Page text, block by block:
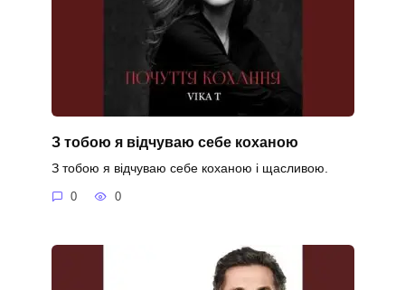
З тобою я відчуваю себе коханою
З тобою я відчуваю себе коханою і щасливою.
0 0